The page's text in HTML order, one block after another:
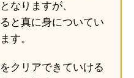
なりますが、
と真に身についてい
す。
クリアできていける